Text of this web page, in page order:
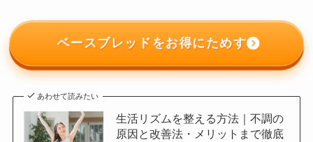
ベースブレッドをお得にためす
あわせて読みたい
生活リズムを整える方法｜不調の
原因と改善法・メリットまで徹底